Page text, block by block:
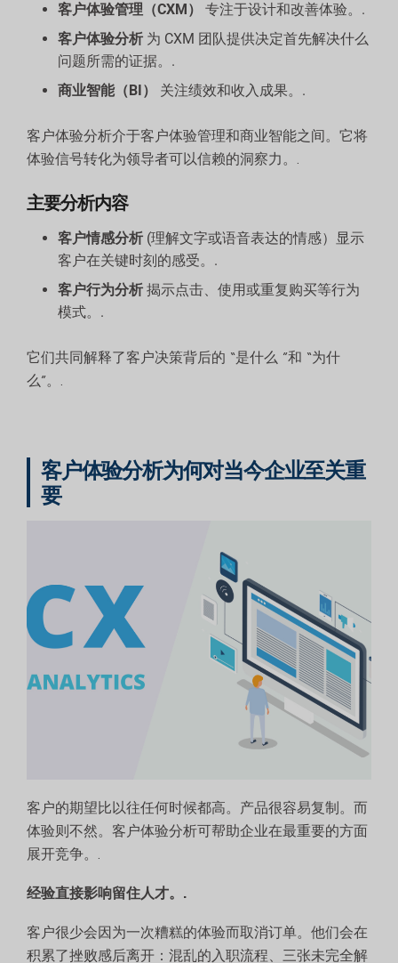
客户体验管理（CXM）
专注于设计和改善体验。.
客户体验分析 为 CXM 团队提供决定首先解决什么
问题所需的证据。.
商业智能（BI）
关注绩效和收入成果。.
客户体验分析介于客户体验管理和商业智能之间。它将
体验信号转化为领导者可以信赖的洞察力。.
主要分析内容
客户情感分析 (理解文字或语音表达的情感）显示
客户在关键时刻的感受。.
客户行为分析 揭示点击、使用或重复购买等行为
模式。.
它们共同解释了客户决策背后的 “是什么 ”和 “为什
么”。.
客户体验分析为何对当今企业至关重
要
客户的期望比以往任何时候都高。产品很容易复制。而
体验则不然。客户体验分析可帮助企业在最重要的方面
展开竞争。.
经验直接影响留住人才。.
客户很少会因为一次糟糕的体验而取消订单。他们会在
积累了挫败感后离开：混乱的入职流程、三张未完全解